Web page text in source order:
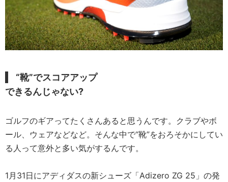
“靴”でスコアアップ
できるんじゃない?
ゴルフのギアってたくさんあると思うんです。クラブやボ
ール、ウェアなどなど。そんな中で“靴”をおろそかにしてい
る人って意外と多い気がするんです。
1月31日にアディダスの新シューズ「Adizero ZG 25」の発